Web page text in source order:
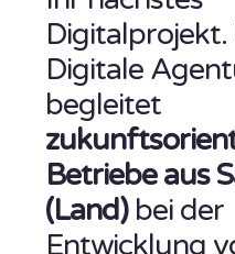
Digitalprojekt.
Digitale
begleitet
Betriebe aus
(Land)bei der
Entwicklung